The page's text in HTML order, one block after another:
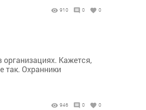
910 0 0
Кажется,
так. Охранники
946 0 0